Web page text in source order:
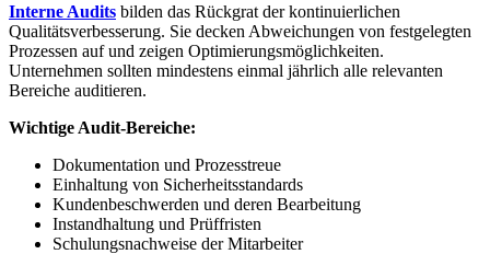
Interne Audits bilden das Rückgrat der kontinuierlichen
Qualitätsverbesserung. Sie decken Abweichungen von festgelegten
Prozessen auf und zeigen Optimierungsmöglichkeiten.
Unternehmen sollten mindestens einmal jährlich alle relevanten
Bereiche auditieren.
Wichtige Audit-Bereiche:
Dokumentation und Prozesstreue
Einhaltung von Sicherheitsstandards
Kundenbeschwerden und deren Bearbeitung
Instandhaltung und Prüffristen
Schulungsnachweise der Mitarbeiter